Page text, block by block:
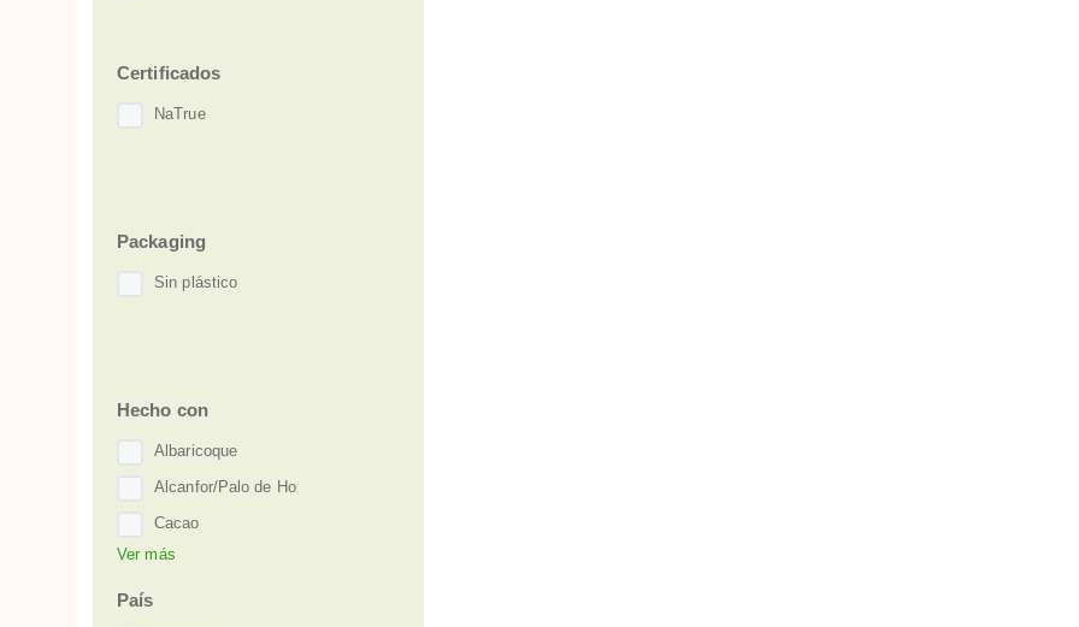
Certificados
NaTrue
Packaging
Sin plástico
Hecho con
Albaricoque
Alcanfor/Palo de Ho
Cacao
Cajeput
Ver más
País